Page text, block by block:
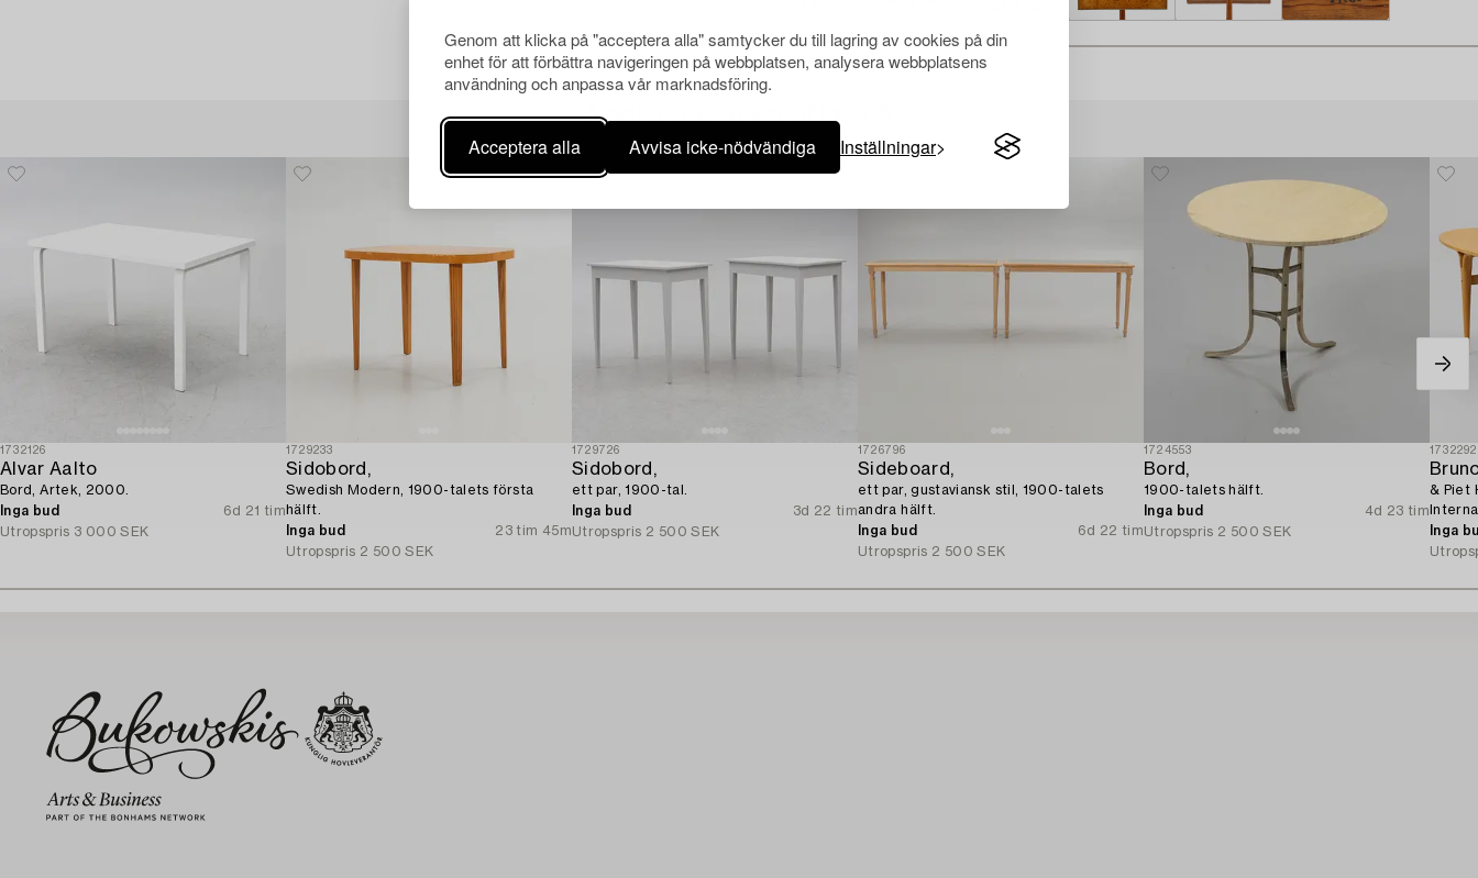
Genom att klicka på "acceptera alla" samtycker du till lagring av cookies på din
enhet för att förbättra navigeringen på webbplatsen, analysera webbplatsens
användning och anpassa vår marknadsföring.
Acceptera alla Avvisa icke-nödvändiga Inställningar
Andra har även tittat på
1732126
Alvar Aalto
Bord, Artek, 2000.
Inga bud
6d 21 tim
Utropspris 3 000 SEK
1729233
Sidobord,
Swedish Modern, 1900-talets första
hälft.
Inga bud
23 tim 45m
Utropspris 2 500 SEK
1729726
Sidobord,
ett par, 1900-tal.
Inga bud
3d 22 tim
Utropspris 2 500 SEK
1726796
Sideboard,
ett par, gustaviansk stil, 1900-talets
andra hälft.
Inga bud
6d 22 tim
Utropspris 2 500 SEK
1724553
Bord,
1900-talets hälft.
Inga bud
4d 23 tim
Utropspris 2 500 SEK
1732292
& Piet
Inga